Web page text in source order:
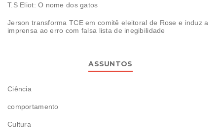
T.S Eliot: O nome dos gatos
Jerson transforma TCE em comitê eleitoral de Rose e induz a
imprensa ao erro com falsa lista de inegibilidade
ASSUNTOS
Ciência
comportamento
Cultura